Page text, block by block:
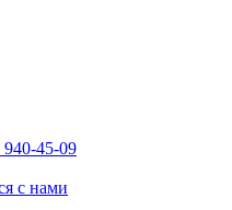
45-09
с нами